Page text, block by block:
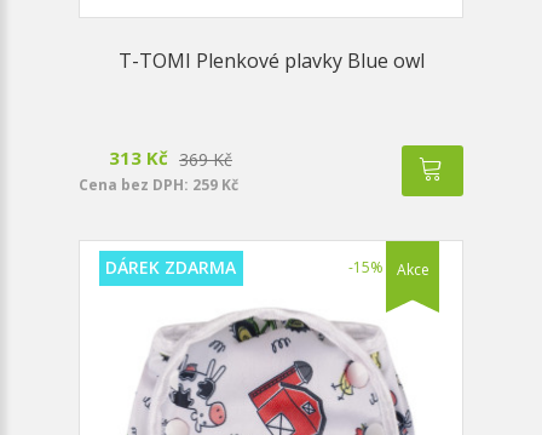
T-TOMI Plenkové plavky Blue owl
313 Kč 369 Kč
Cena bez DPH: 259 Kč
DÁREK ZDARMA Akce
-15%